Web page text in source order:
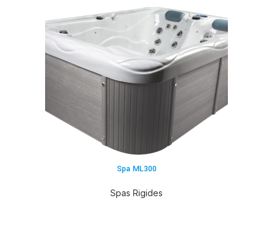
Spa ML300
Spas Rigides